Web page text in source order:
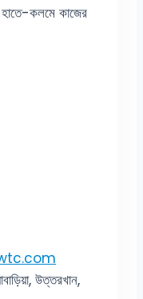
কলমে কাজের
উত্তরখান,